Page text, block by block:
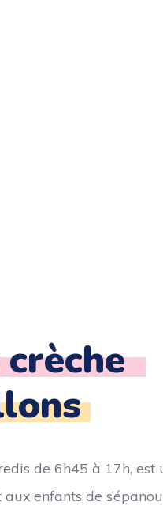
de 6h45 à 17h,
enfants de